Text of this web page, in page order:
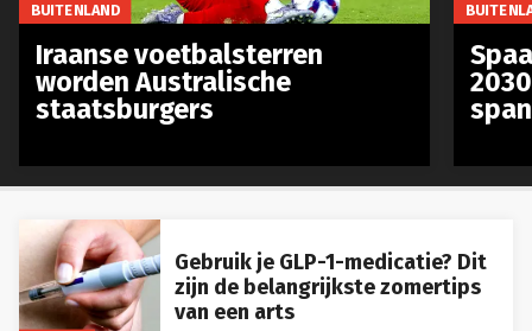
Gebruik je GLP-1-medicatie? Dit
zijn de belangrijkste zomertips
van een arts
BUITENLAND
Iraanse voetbalsterren
worden Australische
staatsburgers